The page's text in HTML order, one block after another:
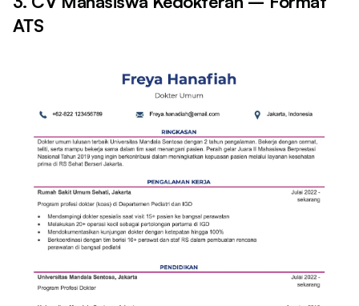
ATS